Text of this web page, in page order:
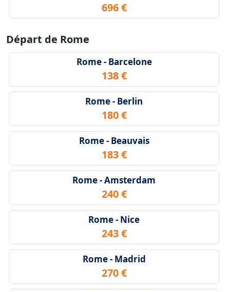
696 €
Départ de Rome
Rome - Barcelone
138 €
Rome - Berlin
180 €
Rome - Beauvais
183 €
Rome - Amsterdam
240 €
Rome - Nice
243 €
Rome - Madrid
270 €